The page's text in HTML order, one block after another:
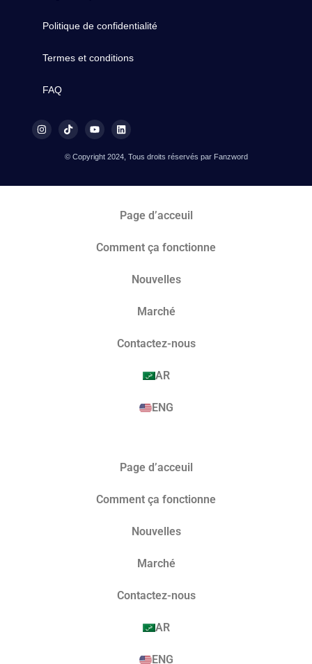
Politique de confidentialité
Termes et conditions
FAQ
© Copyright 2024, Tous droits réservés par Fanzword
Page d’acceuil
Comment ça fonctionne
Nouvelles
Marché​
Contactez-nous
AR
ENG
Page d’acceuil
Comment ça fonctionne
Nouvelles
Marché​
Contactez-nous
AR
ENG